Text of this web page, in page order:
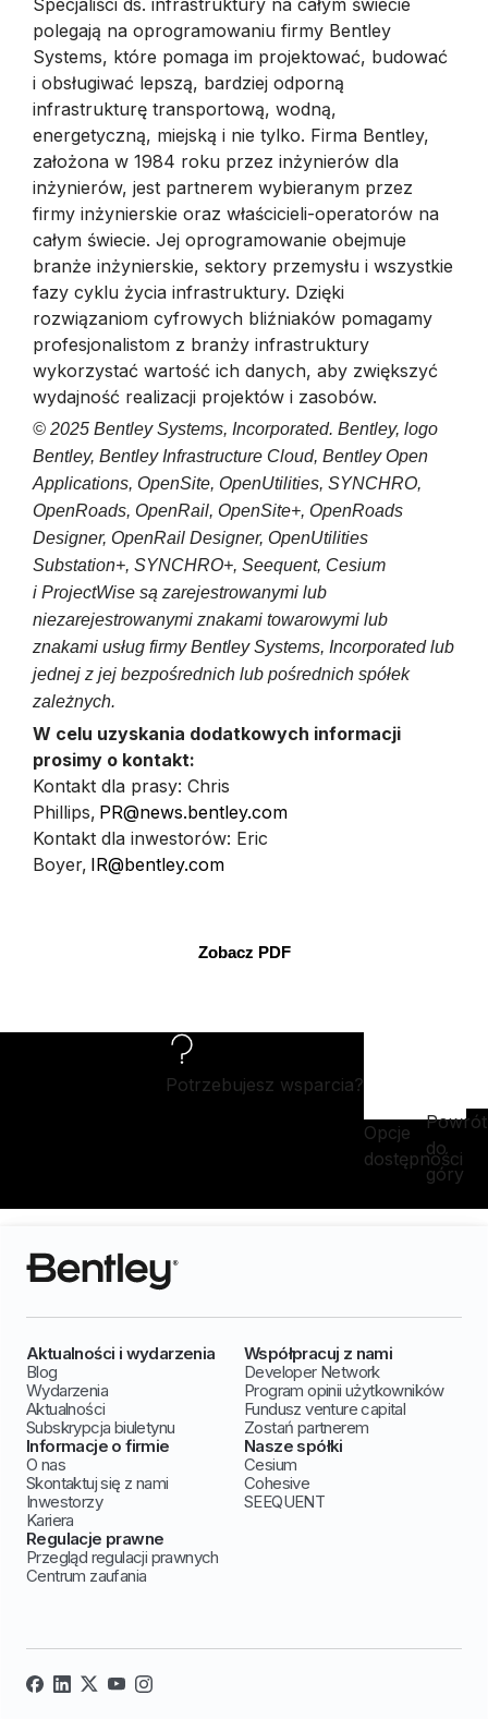
Specjaliści ds. infrastruktury na całym świecie
polegają na oprogramowaniu firmy Bentley
Systems,⁣ które pomaga im projektować, budować
i obsługiwać lepszą, bardziej odporną
infrastrukturę transportową, wodną,
energetyczną, miejską i nie tylko. Firma Bentley,
założona w 1984 roku przez inżynierów dla
inżynierów, jest partnerem wybieranym przez
firmy inżynierskie oraz właścicieli-operatorów na
całym świecie. Jej oprogramowanie obejmuje
branże inżynierskie, sektory przemysłu i wszystkie
fazy cyklu życia infrastruktury. Dzięki
rozwiązaniom cyfrowych bliźniaków pomagamy
profesjonalistom z branży infrastruktury
wykorzystać wartość ich danych, aby zwiększyć
wydajność realizacji projektów i zasobów.
© 2025 Bentley Systems, Incorporated. Bentley, logo
Bentley, Bentley Infrastructure Cloud, Bentley Open
Applications, OpenSite, OpenUtilities, SYNCHRO,
OpenRoads, OpenRail, OpenSite+, OpenRoads
Designer, OpenRail Designer, OpenUtilities
Substation+, SYNCHRO+, Seequent, Cesium
i ProjectWise są zarejestrowanymi lub
niezarejestrowanymi znakami towarowymi lub
znakami usług firmy Bentley Systems, Incorporated lub
jednej z jej bezpośrednich lub pośrednich spółek
zależnych.
W celu uzyskania dodatkowych informacji
prosimy o kontakt:
Kontakt dla prasy: Chris
Phillips, PR@news.bentley.com
Kontakt dla inwestorów: Eric
Boyer, IR@bentley.com
Zobacz PDF
Potrzebujesz wsparcia?
Opcje
dostępności
Powrót
do
góry
Aktualności i wydarzenia
Blog
Wydarzenia
Aktualności
Subskrypcja biuletynu
Współpracuj z nami
Developer Network
Program opinii użytkowników
Fundusz venture capital
Zostań partnerem
Informacje o firmie
O nas
Skontaktuj się z nami
Inwestorzy
Kariera
Nasze spółki
Cesium
Cohesive
SEEQUENT
Regulacje prawne
Przegląd regulacji prawnych
Centrum zaufania